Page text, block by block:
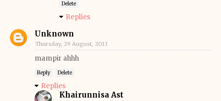
Delete
Replies
Unknown
Thursday, 29 August, 2013
mampir ahhh
Reply Delete
Replies
Khairunnisa Ast